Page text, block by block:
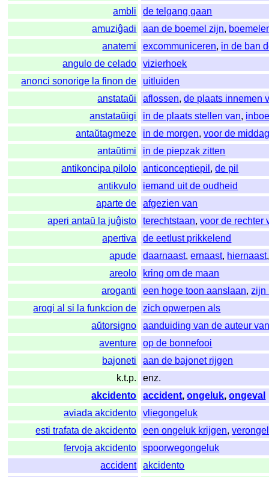
ambli
de telgang gaan
amuziĝadi
aan de boemel zijn,
anatemi
excommuniceren, in de ban
angulo de celado
vizierhoek
anonci sonorige la finon de
uitluiden
anstataŭi
aflossen,de plaats innemen
anstataŭigi
in de plaats stellen van,
antaŭtagmeze
in de morgen,voor de
antaŭtimi
in de piepzak zitten
antikoncipa pilolo
anticonceptiepil ,de pil
antikvulo
iemand uit de oudheid
aparte de
afgezien van
aperi antaŭ la juĝisto
terechtstaan,voor de rechter
apertiva
de eetlust prikkelend
apude
daarnaast,ernaast, hiernaast
areolo
kring om de maan
aroganti
een hoge toon aanslaan,zijn
arogi al si la funkcion de
zich opwerpen als
aŭtorsigno
aanduiding van de auteur
aventure
op de bonnefooi
bajoneti
aan de bajonet rijgen
k.t.p.
enz.
akcidento
accident,ongeluk,ongeval
aviada akcidento
vliegongeluk
esti trafata de akcidento
een ongeluk krijgen,
fervoja akcidento
spoorwegongeluk
accident
akcidento